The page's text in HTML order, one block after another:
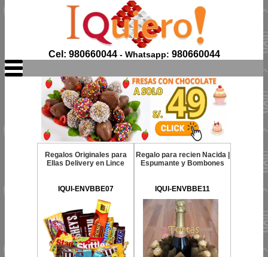
Cel: 980660044- Whatsapp: 980660044
Regalos Originales para
Ellas Delivery en Lince
IQUI-ENVBBE07
Regalo para recien Nacida |
Espumante y Bombones
IQUI-ENVBBE11